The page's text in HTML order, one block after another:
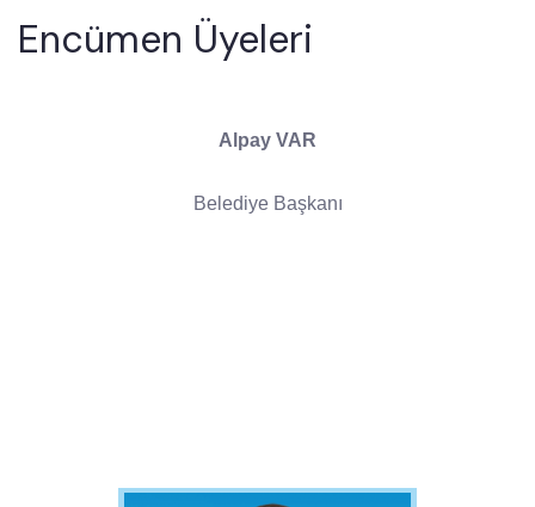
Encümen Üyeleri
Alpay VAR
Belediye Başkanı